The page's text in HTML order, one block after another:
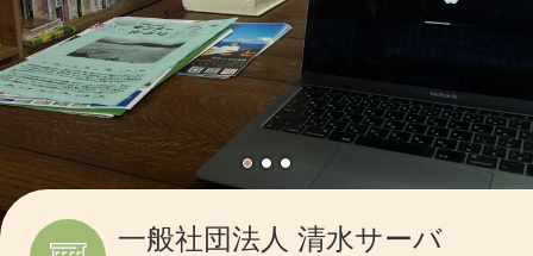
一般社団法人 清水サーバ